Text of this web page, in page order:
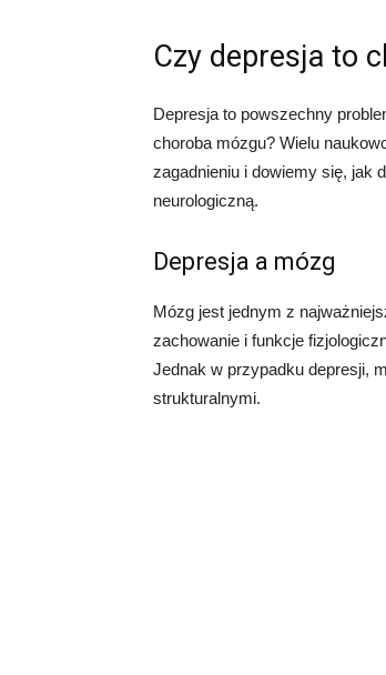
Czy depresja to
Depresja to powszechny
choroba mózgu? Wielu
zagadnieniu i dowiemy się, jak
neurologiczną.
Depresja a mózg
Mózg jest jednym z
zachowanie i funkcje
Jednak w przypadku depresji,
strukturalnymi.